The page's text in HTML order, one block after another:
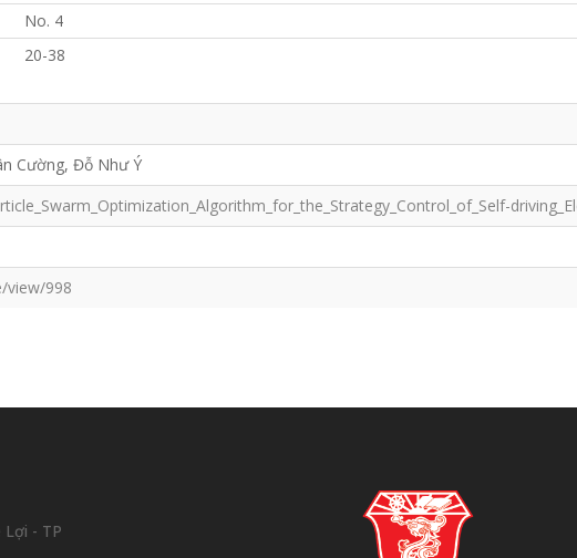
No. 4
20-38
Cường, Đỗ Như Ý
view/998
Lợi - TP